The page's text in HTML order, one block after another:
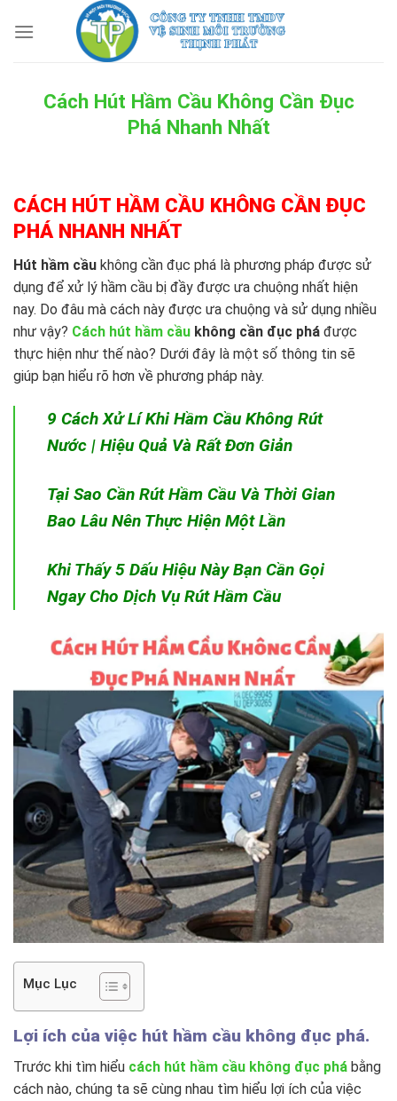
Cách Hút Hầm Cầu Không Cần Đục
Phá Nhanh Nhất
CÁCH HÚT HẦM CẦU KHÔNG CẦN ĐỤC
PHÁ NHANH NHẤT
Hút hầm cầu không cần đục phá là phương pháp được sử
dụng để xử lý hầm cầu bị đầy được ưa chuộng nhất hiện
nay. Do đâu mà cách này được ưa chuộng và sử dụng nhiều
như vậy? Cách hút hầm cầu không cần đục phá được
thực hiện như thế nào? Dưới đây là một số thông tin sẽ
giúp bạn hiểu rõ hơn về phương pháp này.
9 Cách Xử Lí Khi Hầm Cầu Không Rút
Nước | Hiệu Quả Và Rất Đơn Giản
Tại Sao Cần Rút Hầm Cầu Và Thời Gian
Bao Lâu Nên Thực Hiện Một Lần
Khi Thấy 5 Dấu Hiệu Này Bạn Cần Gọi
Ngay Cho Dịch Vụ Rút Hầm Cầu
Mục Lục
Lợi ích của việc hút hầm cầu không đục phá.
Trước khi tìm hiểu cách hút hầm cầu không đục phá bằng
cách nào, chúng ta sẽ cùng nhau tìm hiểu lợi ích của việc